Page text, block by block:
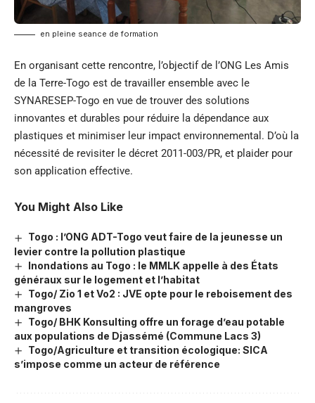
en pleine seance de formation
En organisant cette rencontre, l’objectif de l’ONG Les Amis
de la Terre-Togo est de travailler ensemble avec le
SYNARESEP-Togo en vue de trouver des solutions
innovantes et durables pour réduire la dépendance aux
plastiques et minimiser leur impact environnemental. D’où la
nécessité de revisiter le décret 2011-003/PR, et plaider pour
son application effective.
You Might Also Like
Togo : l’ONG ADT-Togo veut faire de la jeunesse un
levier contre la pollution plastique
Inondations au Togo : le MMLK appelle à des États
généraux sur le logement et l’habitat
Togo/ Zio 1 et Vo2 : JVE opte pour le reboisement des
mangroves
Togo/ BHK Konsulting offre un forage d’eau potable
aux populations de Djassémé (Commune Lacs 3)
Togo/Agriculture et transition écologique: SICA
s’impose comme un acteur de référence